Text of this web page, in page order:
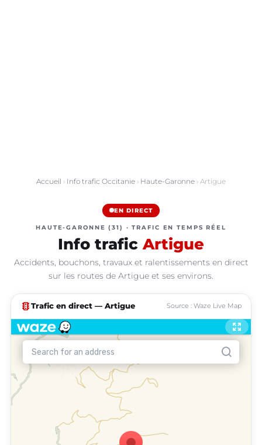
Accueil › Info trafic Occitanie › Haute-Garonne › Artigue
EN DIRECT
HAUTE-GARONNE (31) · TRAFIC EN TEMPS RÉEL
Info trafic Artigue
Accidents, bouchons, travaux et ralentissements en direct
sur les routes de Artigue et ses environs.
traffic Trafic en direct — Artigue Source : Waze Live Map